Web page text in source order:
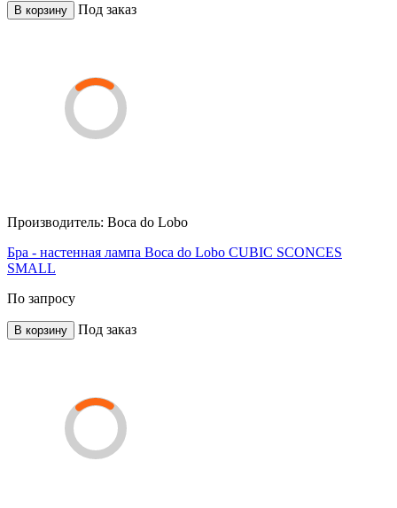
В корзину Под заказ
Производитель: Boca do Lobo
Бра - настенная лампа Boca do Lobo CUBIC SCONCES
SMALL
По запросу
В корзину Под заказ